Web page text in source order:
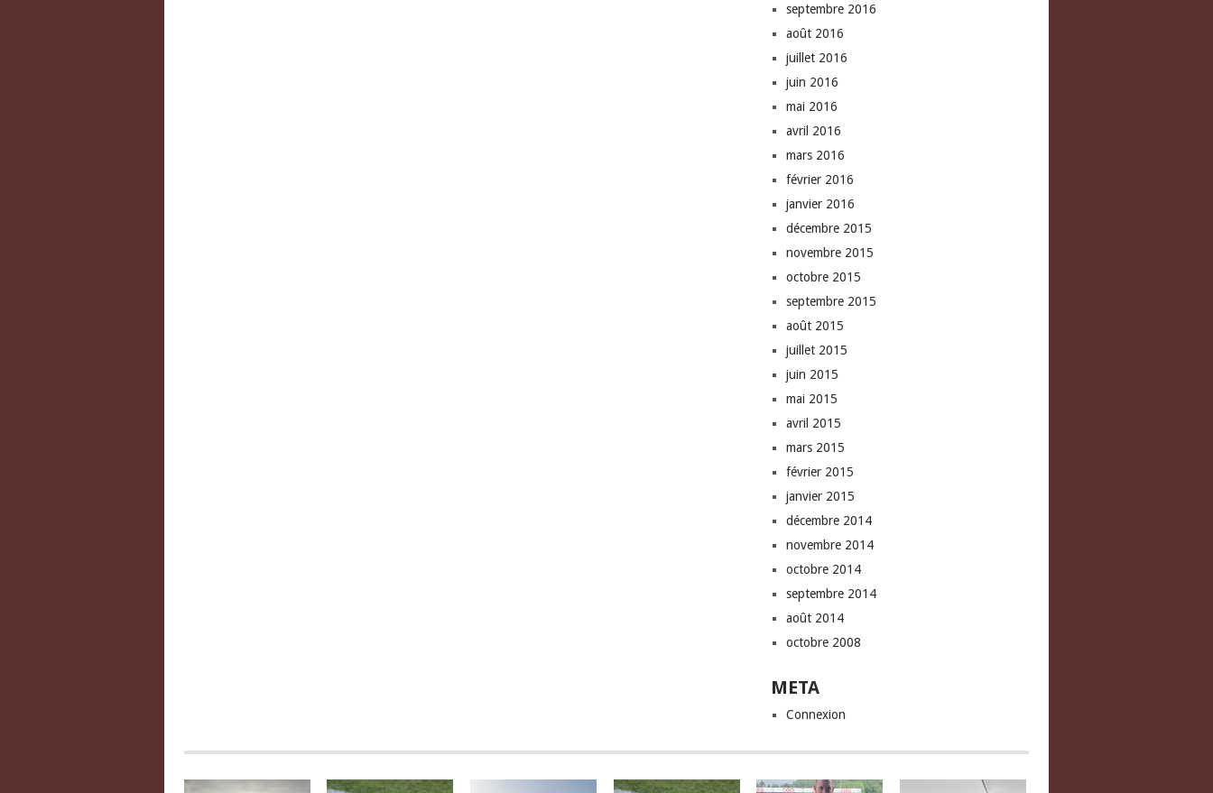
septembre 2016
août 2016
juillet 2016
juin 2016
mai 2016
avril 2016
mars 2016
février 2016
janvier 2016
décembre 2015
novembre 2015
octobre 2015
septembre 2015
août 2015
juillet 2015
juin 2015
mai 2015
avril 2015
mars 2015
février 2015
janvier 2015
décembre 2014
novembre 2014
octobre 2014
septembre 2014
août 2014
octobre 2008
META
Connexion